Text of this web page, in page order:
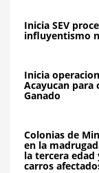
Inicia SEV
influyentismo
Inicia
Acayucan para
Ganado
Colonias de
en la
la tercera edad
carros